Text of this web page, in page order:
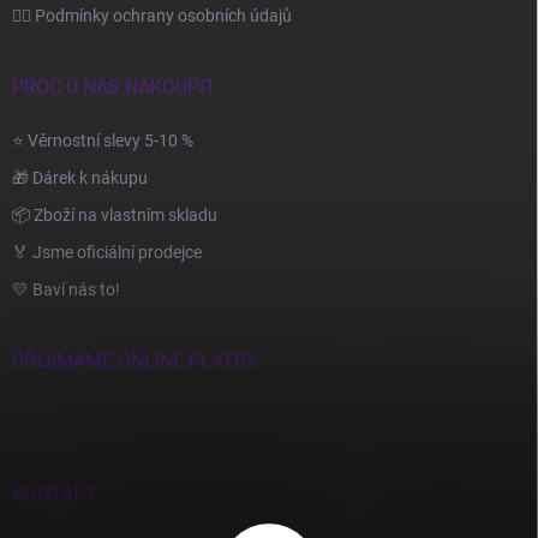
🙆‍♂️ Podmínky ochrany osobních údajů
PROČ U NÁS NAKOUPIT
⭐ Věrnostní slevy 5-10 %
🎁 Dárek k nákupu
📦 Zboží na vlastním skladu
🏅 Jsme oficiální prodejce
💛 Baví nás to!
PŘIJÍMÁME ONLINE PLATBY
KONTAKT